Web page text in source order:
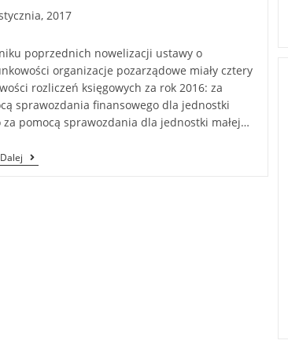
2017
poprzednich nowelizacji ustawy o
organizacje pozarządowe miały cztery
rozliczeń księgowych za rok 2016: za
sprawozdania finansowego dla jednostki
za pomocą sprawozdania dla jednostki małej…